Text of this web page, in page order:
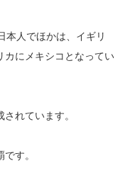
本人でほかは、イギリ
カにメキシコとなってい
れています。
す。